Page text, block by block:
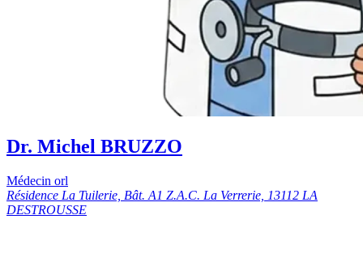
Dr. Michel BRUZZO
Médecin orl
Résidence La Tuilerie, Bât. A1 Z.A.C. La Verrerie, 13112 LA
DESTROUSSE